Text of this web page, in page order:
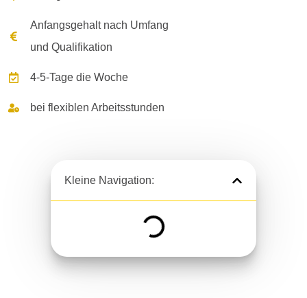
Anfangsgehalt nach Umfang
und Qualifikation
4-5-Tage die Woche
bei flexiblen Arbeitsstunden
Kleine Navigation: